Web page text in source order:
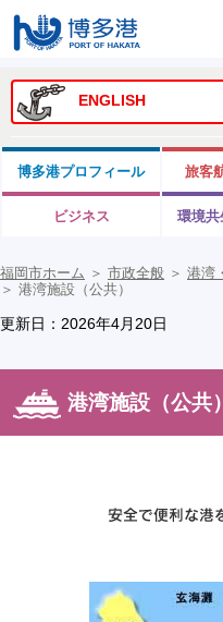
ENGLISH
博多港プロフィール 旅客
ビジネス 環境共
福岡市ホーム ＞ 市政全般 ＞ 港湾
＞ 港湾施設（公共）
更新日：2026年4月20日
港湾施設（公共）